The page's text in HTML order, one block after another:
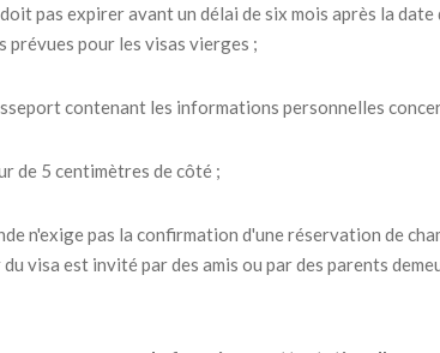
pas expirer avant un délai de six mois après la
pour les visas vierges ;
contenant les informations personnelles
de 5 centimètres de côté ;
n'exige pas la confirmation d'une réservation de
visa est invité par des amis ou par des parents